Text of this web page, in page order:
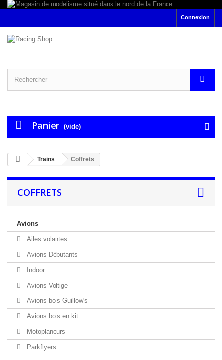
Connexion
Panier (vide)
Trains Coffrets
COFFRETS
Avions
Ailes volantes
Avions Débutants
Indoor
Avions Voltige
Avions bois Guillow's
Avions bois en kit
Motoplaneurs
Parkflyers